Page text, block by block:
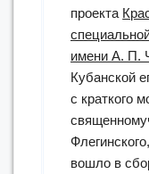
проекта
имени А. П.
Кубанской
с краткого
вошло в